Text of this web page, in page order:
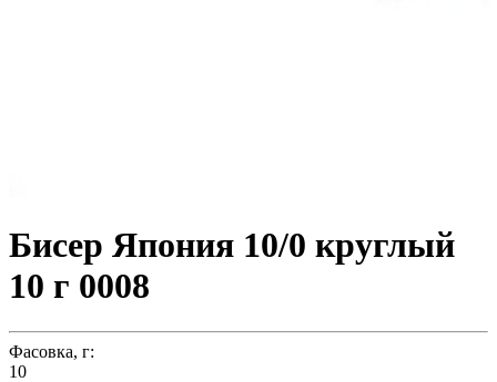
Бисер Япония 10/0 круглый
10 г 0008
Фасовка, г:
10